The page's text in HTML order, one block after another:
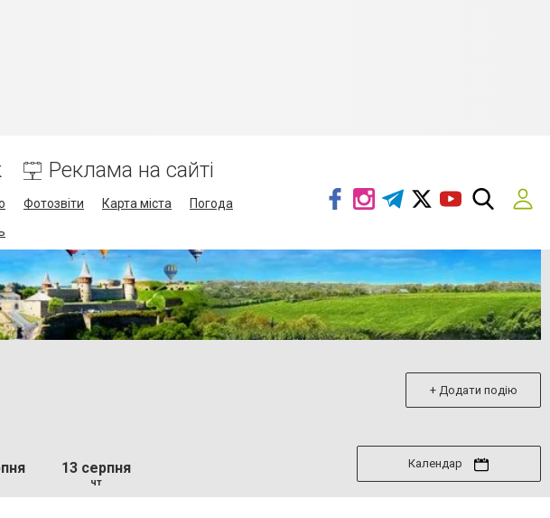
Реклама на сайті
Фотозвіти Карта міста
Погода
+ Додати подію
13 серпня
чт
Календар